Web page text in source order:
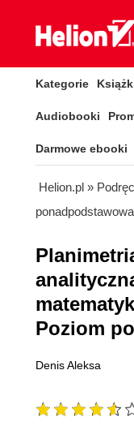
Kategorie
Audiobooki
Darmowe ebooki
Helion.pl »
ponadpodstawowa
Poziom
Denis Aleksa